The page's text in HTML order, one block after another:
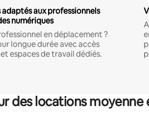
aux professionnels
numériques
en déplacement ?
longue durée avec accès
espaces de travail dédiés.
des locations